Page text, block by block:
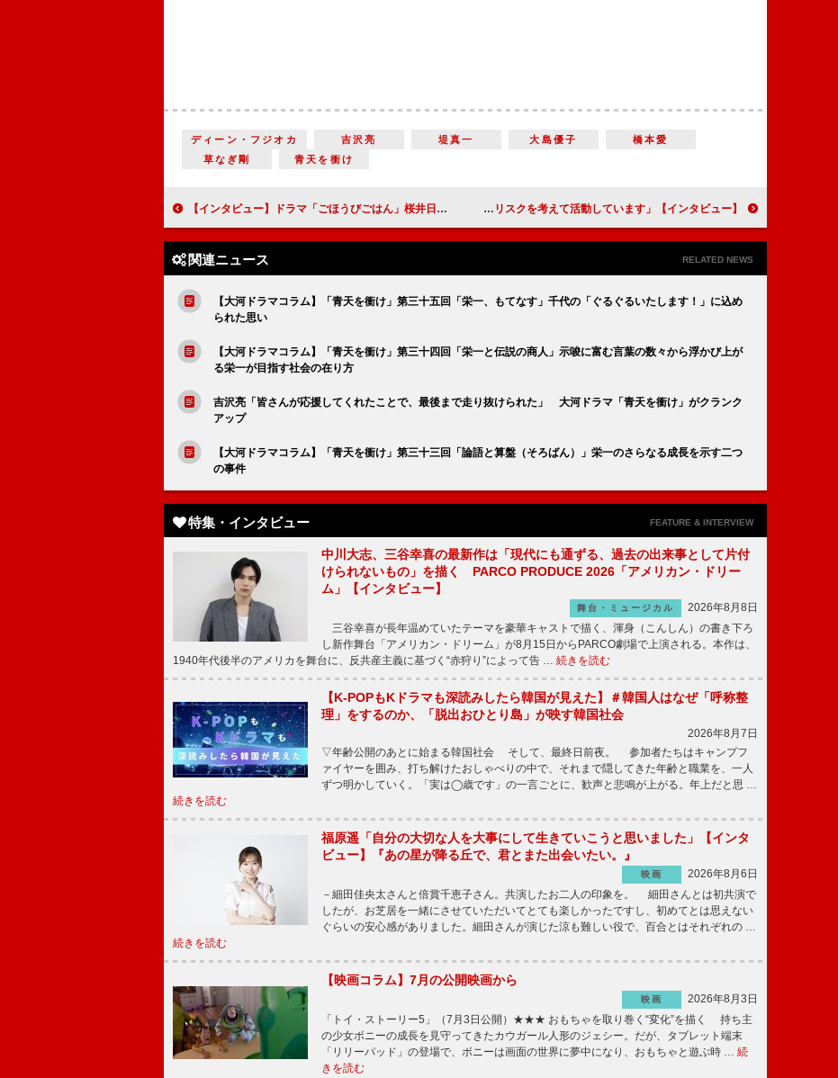
ディーン・フジオカ 吉沢亮 堤真一 大島優子
橋本愛
草なぎ剛
青天を衝け
【インタビュー】ドラマ「ごほうびごはん」桜井日奈子&古川雄輝 「咲子と磯貝の関係性や人間模様にも注目しながら楽しんで」 【インタビュー】映画『エターナルズ』 キンゴ役日本版声優・杉田智和「常に別の未来やリスクを考えて活動しています」
関連ニュース RELATED NEWS
【大河ドラマコラム】「青天を衝け」第三十五回「栄一、もてなす」千代の「ぐるぐるいたします！」に込め
られた思い
【大河ドラマコラム】「青天を衝け」第三十四回「栄一と伝説の商人」示唆に富む言葉の数々から浮かび上が
る栄一が目指す社会の在り方
吉沢亮「皆さんが応援してくれたことで、最後まで走り抜けられた」 大河ドラマ「青天を衝け」がクランク
アップ
【大河ドラマコラム】「青天を衝け」第三十三回「論語と算盤（そろばん）」栄一のさらなる成長を示す二つ
の事件
特集・インタビュー FEATURE & INTERVIEW
中川大志、三谷幸喜の最新作は「現代にも通ずる、過去の出来事として片付
けられないもの」を描く PARCO PRODUCE 2026「アメリカン・ドリー
ム」【インタビュー】
舞台・ミュージカル
2026年8月8日
三谷幸喜が長年温めていたテーマを豪華キャストで描く、渾身（こんしん）の書き下ろ
し新作舞台「アメリカン・ドリーム」が8月15日からPARCO劇場で上演される。本作は、
1940年代後半のアメリカを舞台に、反共産主義に基づく“赤狩り”によって告 … 続きを読む
【K-POPもKドラマも深読みしたら韓国が見えた】＃韓国人はなぜ「呼称整
理」をするのか、「脱出おひとり島」が映す韓国社会
2026年8月7日
▽年齢公開のあとに始まる韓国社会 そして、最終日前夜。 参加者たちはキャンプフ
ァイヤーを囲み、打ち解けたおしゃべりの中で、それまで隠してきた年齢と職業を、一人
ずつ明かしていく。「実は◯歳です」の一言ごとに、歓声と悲鳴が上がる。年上だと思 …
続きを読む
福原遥「自分の大切な人を大事にして生きていこうと思いました」【インタ
ビュー】『あの星が降る丘で、君とまた出会いたい。』
映画
2026年8月6日
－細田佳央太さんと倍賞千恵子さん。共演したお二人の印象を。 細田さんとは初共演で
したが、お芝居を一緒にさせていただいてとても楽しかったですし、初めてとは思えない
ぐらいの安心感がありました。細田さんが演じた涼も難しい役で、百合とはそれぞれの …
続きを読む
【映画コラム】7月の公開映画から
映画
2026年8月3日
「トイ・ストーリー5」（7月3日公開）★★★ おもちゃを取り巻く“変化”を描く 持ち主
の少女ボニーの成長を見守ってきたカウガール人形のジェシー。だが、タブレット端末
「リリーパッド」の登場で、ボニーは画面の世界に夢中になり、おもちゃと遊ぶ時 … 続
きを読む